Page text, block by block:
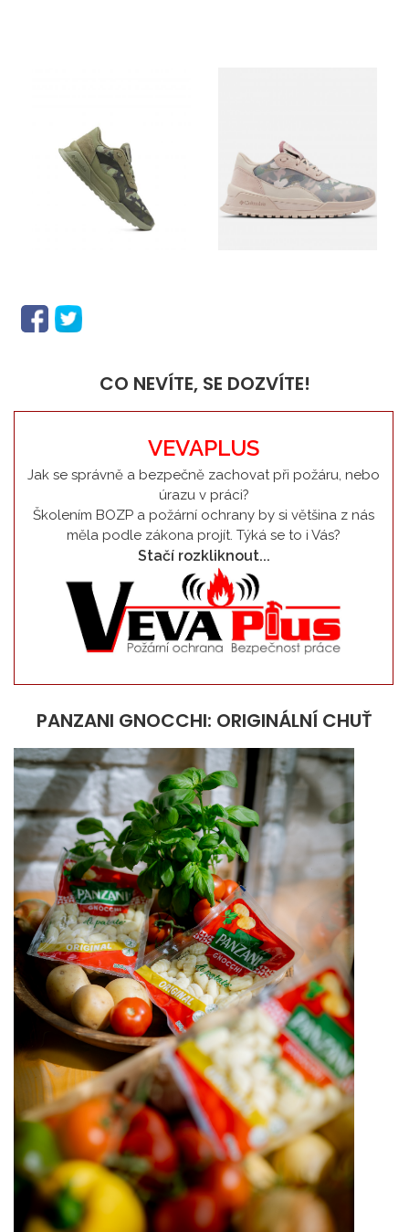
CO NEVÍTE, SE DOZVÍTE!
VEVAPLUS
Jak se správně a bezpečně zachovat při požáru, nebo
úrazu v práci?
Školením BOZP a požární ochrany by si většina z nás
měla podle zákona projít. Týká se to i Vás?
Stačí rozkliknout...
PANZANI GNOCCHI: ORIGINÁLNÍ CHUŤ